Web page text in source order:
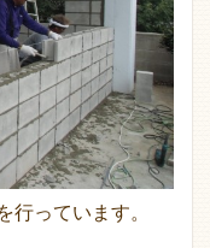
行っています。